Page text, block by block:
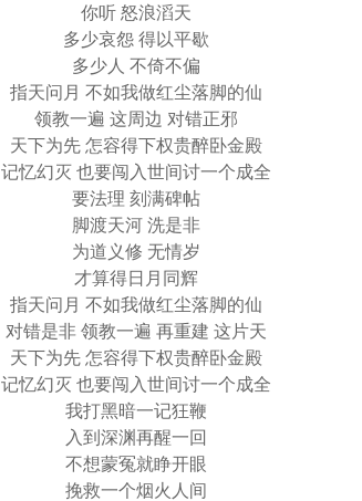
你听 怒浪滔天
多少哀怨 得以平歇
多少人 不倚不偏
指天问月 不如我做红尘落脚的仙
领教一遍 这周边 对错正邪
天下为先 怎容得下权贵醉卧金殿
记忆幻灭 也要闯入世间讨一个成全
要法理 刻满碑帖
脚渡天河 洗是非
为道义修 无情岁
才算得日月同辉
指天问月 不如我做红尘落脚的仙
对错是非 领教一遍 再重建 这片天
天下为先 怎容得下权贵醉卧金殿
记忆幻灭 也要闯入世间讨一个成全
我打黑暗一记狂鞭
入到深渊再醒一回
不想蒙冤就睁开眼
挽救一个烟火人间